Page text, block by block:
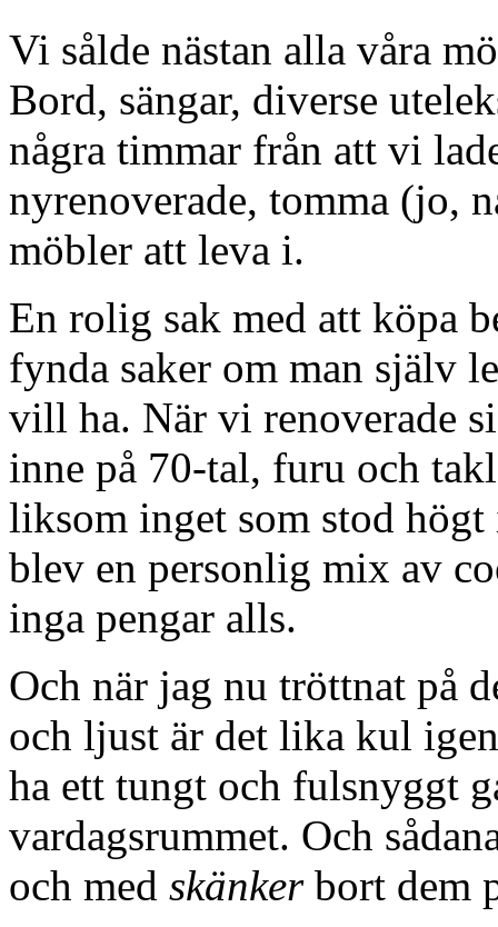
Vi sålde nästan alla våra
Bord, sängar, diverse
några timmar från att vi
nyrenoverade, tomma (jo,
möbler att leva i.
En rolig sak med att köpa
fynda saker om man själv
vill ha. När vi renoverade
inne på 70-tal, furu och
liksom inget som stod högt
blev en personlig mix av
inga pengar alls.
Och när jag nu tröttnat på
och ljust är det lika kul
ha ett tungt och fulsnyggt
vardagsrummet. Och
och med skänkerbort dem